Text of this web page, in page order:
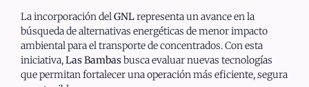
La incorporación delGNLrepresenta un avance en la
búsqueda de alternativas energéticas de menor impacto
ambiental para el transporte de concentrados. Con esta
iniciativa,Las Bambasbusca evaluar nuevas tecnologías
que permitan fortalecer una operación más eficiente, segura